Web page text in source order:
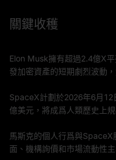
關鍵收穫
Elon Musk擁有超過2.4億X
發加密資產的短期劇烈波動
SpaceX計劃於2026年6月12
億美元，將成爲人類歷史上
馬斯克的個人行爲與
面、機構詢價和市場流動性